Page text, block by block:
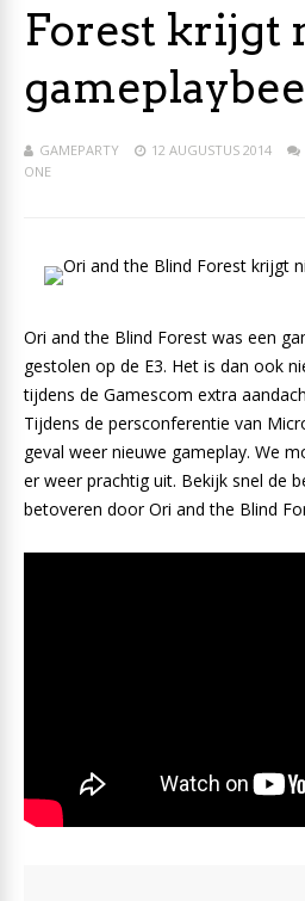
Forest krijgt
GAMEPARTY 12 AUGUSTUS 2014
ONE
Ori and the Blind Forest was een
gestolen op de E3. Het is dan ook
tijdens de Gamescom extra
Tijdens de persconferentie van
geval weer nieuwe gameplay. We
er weer prachtig uit. Bekijk snel de
betoveren door Ori and the Blind